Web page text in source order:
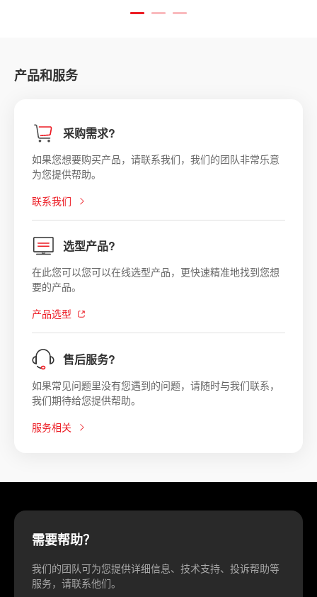
产品和服务
采购需求?
如果您想要购买产品，请联系我们，我们的团队非常乐意
为您提供帮助。
联系我们
选型产品?
在此您可以您可以在线选型产品，更快速精准地找到您想
要的产品。
产品选型
售后服务?
如果常见问题里没有您遇到的问题，请随时与我们联系，
我们期待给您提供帮助。
服务相关
需要帮助？
我们的团队可为您提供详细信息、技术支持、投诉帮助等
服务，请联系他们。